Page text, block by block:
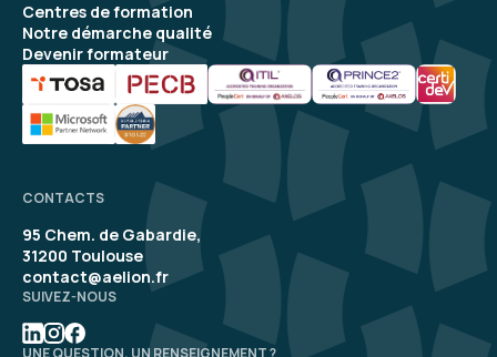
Centres de formation
Notre démarche qualité
Devenir formateur
CONTACTS
95 Chem. de Gabardie,
31200 Toulouse
contact@aelion.fr
SUIVEZ-NOUS
UNE QUESTION, UN RENSEIGNEMENT ?